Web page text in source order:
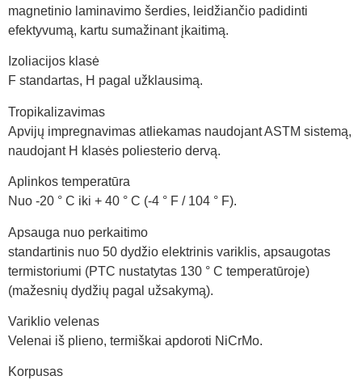
magnetinio laminavimo šerdies, leidžiančio padidinti
efektyvumą, kartu sumažinant įkaitimą.
Izoliacijos klasė
F standartas, H pagal užklausimą.
Tropikalizavimas
Apvijų impregnavimas atliekamas naudojant ASTM sistemą,
naudojant H klasės poliesterio dervą.
Aplinkos temperatūra
Nuo -20 ° C iki + 40 ° C (-4 ° F / 104 ° F).
Apsauga nuo perkaitimo
standartinis nuo 50 dydžio elektrinis variklis, apsaugotas
termistoriumi (PTC nustatytas 130 ° C temperatūroje)
(mažesnių dydžių pagal užsakymą).
Variklio velenas
Velenai iš plieno, termiškai apdoroti NiCrMo.
Korpusas